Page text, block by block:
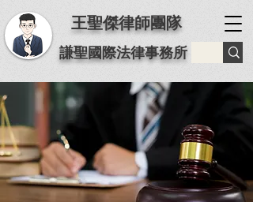
王聖傑律師團隊
謙聖國際法律事務所